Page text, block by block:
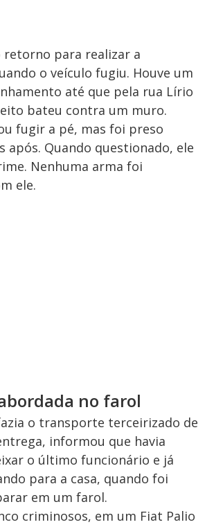
retorno para realizar a
o veículo fugiu. Houve um
até que pela rua Lírio
bateu contra um muro.
fugir a pé, mas foi preso
após. Quando questionado, ele
Nenhuma arma foi
ele.
no farol
o transporte terceirizado de
informou que havia
o último funcionário e já
para a casa, quando foi
em um farol.
criminosos, em um Fiat Palio